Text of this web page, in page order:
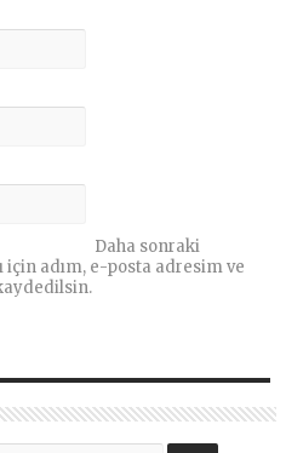
Daha sonraki
için adım, e-posta adresim ve